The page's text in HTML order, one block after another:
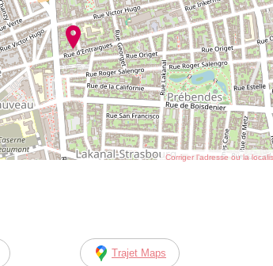
Corriger l’adresse ou la
Trajet Maps